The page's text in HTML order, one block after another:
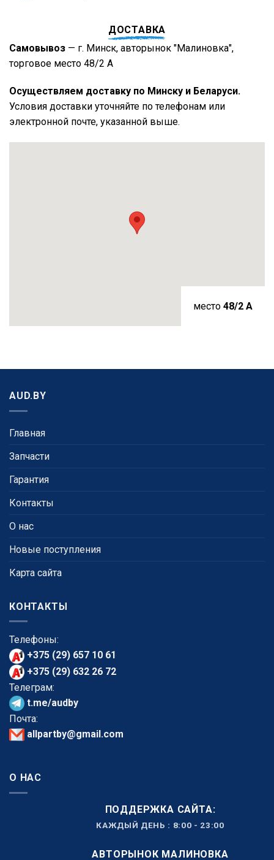
ДОСТАВКА
Самовывоз — г. Минск, авторынок "Малиновка",
торговое место 48/2 А
Осуществляем доставку по Минску и Беларуси.
Условия доставки уточняйте по телефонам или
электронной почте, указанной выше.
место 48/2 A
AUD.BY
Главная
Запчасти
Гарантия
Контакты
О нас
Новые поступления
Карта сайта
КОНТАКТЫ
Телефоны:
+375 (29) 657 10 61
+375 (29) 632 26 72
Телеграм:
t.me/audby
Почта:
allpartby@gmail.com
О НАС
ПОДДЕРЖКА САЙТА:
КАЖДЫЙ ДЕНЬ : 8:00 - 23:00
АВТОРЫНОК МАЛИНОВКА